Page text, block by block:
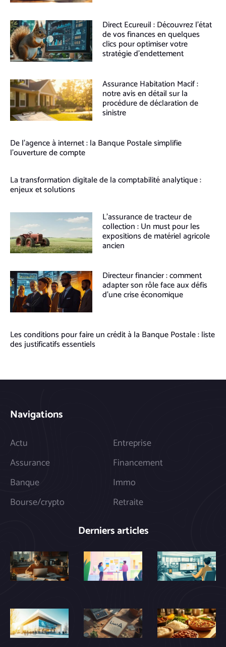
Direct Ecureuil : Découvrez l’état
de vos finances en quelques
clics pour optimiser votre
stratégie d’endettement
Assurance Habitation Macif :
notre avis en détail sur la
procédure de déclaration de
sinistre
De l’agence à internet : la Banque Postale simplifie
l’ouverture de compte
La transformation digitale de la comptabilité analytique :
enjeux et solutions
L’assurance de tracteur de
collection : Un must pour les
expositions de matériel agricole
ancien
Directeur financier : comment
adapter son rôle face aux défis
d’une crise économique
Les conditions pour faire un crédit à la Banque Postale : liste
des justificatifs essentiels
Navigations
Actu
Assurance
Banque
Bourse/crypto
Entreprise
Financement
Immo
Retraite
Derniers articles